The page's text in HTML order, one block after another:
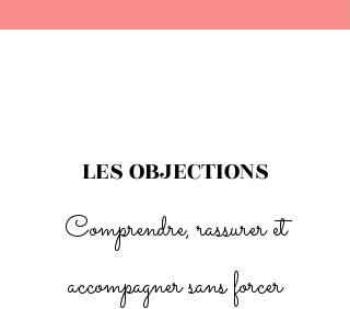
LES OBJECTIONS
Comprendre, rassurer et
accompagner sans forcer